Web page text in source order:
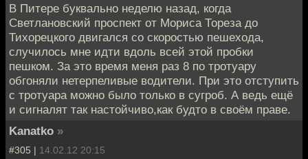
В Питере буквально неделю назад, когда
Светлановский проспект от Мориса Тореза до
Тихорецкого двигался со скоростью пешехода,
случилось мне идти вдоль всей этой пробки
пешком. За это время меня раз 8 по тротуару
обгоняли нетерпеливые водители. При это отступить
с тротуара можно было только в сугроб. А ведь ещё
и сигналят так настойчиво,как будто в своём праве.
Kanatko »
#305 | 14.02.12 20:15